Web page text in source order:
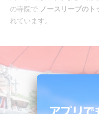
の寺院で ノースリーブの
れています。